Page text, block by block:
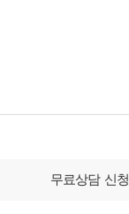
무료상담 신청